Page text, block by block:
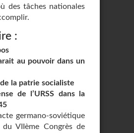
des tâches na­tionales
:
au pouvoir dans un
la patrie socialiste
de l’URSS dans la
germano-soviétique
VIIème Congrès de